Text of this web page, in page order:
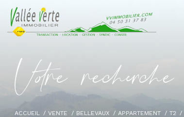
Vore recece
ACCUEIL VENTE BELLEVAUX APPARTEMENT T2